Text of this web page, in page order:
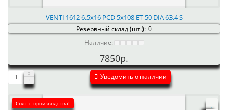
VENTI 1612 6.5x16 PCD 5x108 ET 50 DIA 63.4 S
Резервный склад (шт.): 0
Наличие:
7850р.
Уведомить о наличии
Снят с производства!